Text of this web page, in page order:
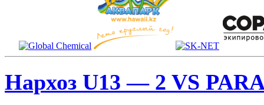
Нархоз U13 — 2 VS